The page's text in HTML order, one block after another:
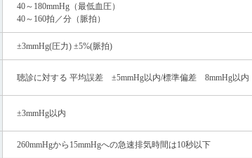
40～180mmHg（最低血圧）
40～160拍／分（脈拍）
±3mmHg(圧力) ±5%(脈拍)
聴診に対する 平均誤差 ±5mmHg以内/標準偏差 8mmHg以内
±3mmHg以内
260mmHgから15mmHgへの急速排気時間は10秒以下